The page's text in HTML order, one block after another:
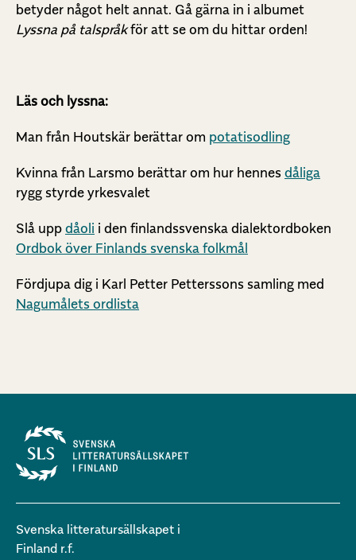
betyder något helt annat. Gå gärna in i albumet
Lyssna på talspråkför att se om du hittar orden!
Läs och lyssna:
Man från Houtskär berättar om potatisodling
Kvinna från Larsmo berättar om hur hennes dåliga
rygg styrde yrkesvalet
Slå upp dåoli i den finlandssvenska dialektordboken
Ordbok över Finlands svenska folkmål
Fördjupa dig i Karl Petter Petterssons samling med
Nagumålets ordlista
Svenska litteratursällskapet i
Finland r.f.